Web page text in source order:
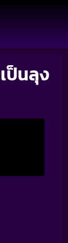
ป็นลุง